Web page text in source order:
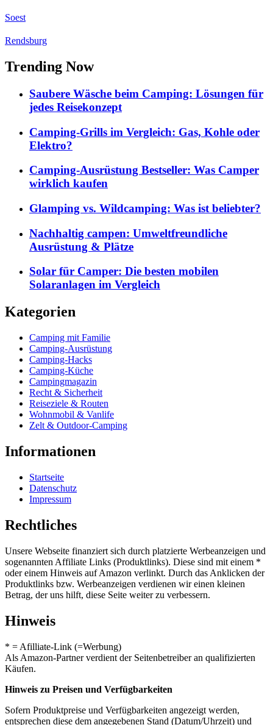
Soest
Rendsburg
Trending Now
Saubere Wäsche beim Camping: Lösungen für
jedes Reisekonzept
Camping-Grills im Vergleich: Gas, Kohle oder
Elektro?
Camping-Ausrüstung Bestseller: Was Camper
wirklich kaufen
Glamping vs. Wildcamping: Was ist beliebter?
Nachhaltig campen: Umweltfreundliche
Ausrüstung & Plätze
Solar für Camper: Die besten mobilen
Solaranlagen im Vergleich
Kategorien
Camping mit Familie
Camping-Ausrüstung
Camping-Hacks
Camping-Küche
Campingmagazin
Recht & Sicherheit
Reiseziele & Routen
Wohnmobil & Vanlife
Zelt & Outdoor-Camping
Informationen
Startseite
Datenschutz
Impressum
Rechtliches
Unsere Webseite finanziert sich durch platzierte Werbeanzeigen und
sogenannten Affiliate Links (Produktlinks). Diese sind mit einem *
oder einem Hinweis auf Amazon verlinkt. Durch das Anklicken der
Produktlinks bzw. Werbeanzeigen verdienen wir einen kleinen
Betrag, der uns hilft, diese Seite weiter zu verbessern.
Hinweis
* = Afilliate-Link (=Werbung)
Als Amazon-Partner verdient der Seitenbetreiber an qualifizierten
Käufen.
Hinweis zu Preisen und Verfügbarkeiten
Sofern Produktpreise und Verfügbarkeiten angezeigt werden,
entsprechen diese dem angegebenen Stand (Datum/Uhrzeit) und